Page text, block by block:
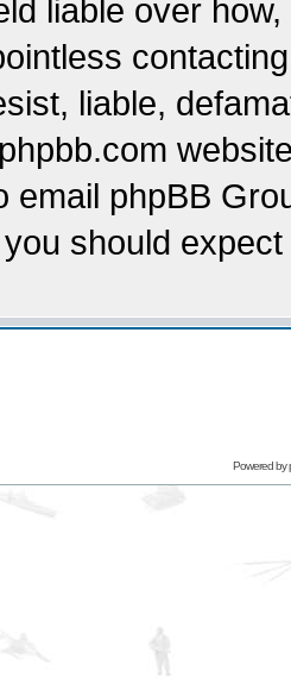
liable over
liable,
email phpBB
should
Powered by